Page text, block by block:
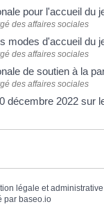
pour l'accueil du
des affaires sociales
modes d'accueil du
des affaires sociales
de soutien à la
des affaires sociales
décembre 2022 sur
légale et administrative
par baseo.io